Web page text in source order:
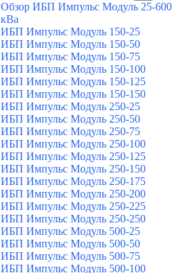
Обзор ИБП Импульс Модуль 25-600
кВа
ИБП Импульс Модуль 150-25
ИБП Импульс Модуль 150-50
ИБП Импульс Модуль 150-75
ИБП Импульс Модуль 150-100
ИБП Импульс Модуль 150-125
ИБП Импульс Модуль 150-150
ИБП Импульс Модуль 250-25
ИБП Импульс Модуль 250-50
ИБП Импульс Модуль 250-75
ИБП Импульс Модуль 250-100
ИБП Импульс Модуль 250-125
ИБП Импульс Модуль 250-150
ИБП Импульс Модуль 250-175
ИБП Импульс Модуль 250-200
ИБП Импульс Модуль 250-225
ИБП Импульс Модуль 250-250
ИБП Импульс Модуль 500-25
ИБП Импульс Модуль 500-50
ИБП Импульс Модуль 500-75
ИБП Импульс Модуль 500-100